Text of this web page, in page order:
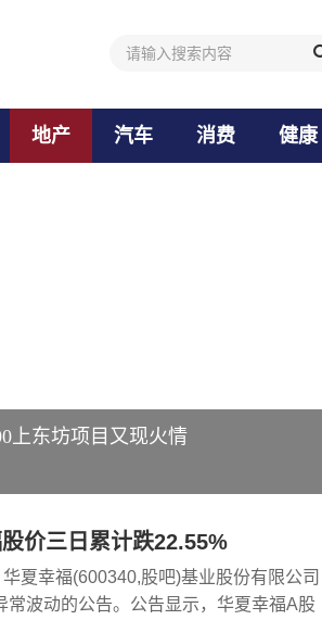
地产 汽车 消费 健康
上东坊项目又现火情
价三日累计跌22.55%
夏幸福(600340,股吧)基业股份有限公司
常波动的公告。公告显示，华夏幸福A股